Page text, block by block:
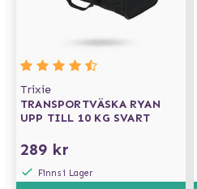
Trixie
TRANSPORTVÄSKA RYAN
UPP TILL 10 KG SVART
289 kr
Finns i Lager